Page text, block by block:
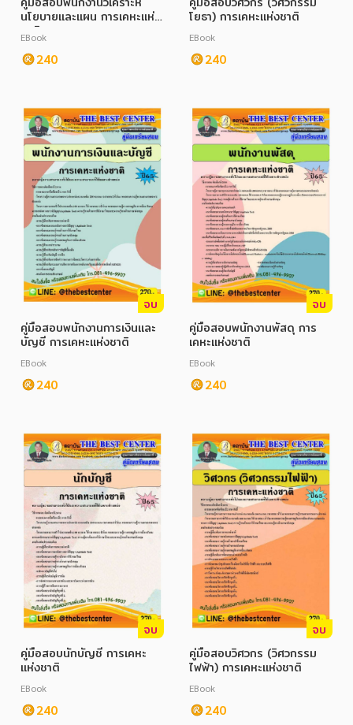
หมวดหมู่หนังสือ
หมวดหมู่ยอดนิยม
หนังสือออกใหม่ หนังสือยอดนิยม หนังสือเช่า
อีบุ๊กอ่านฟรี
หนังสือเสียง
โปรโมชั่นลดราคา
อาหาร สุขภาพ การแพทย์
ศิลปะ บันเทิง กีฬา ท่องเที่ยว
ศาสนา และปรัชญา
กฎหมาย สัญญา ภาษี
การเงิน การลงทุน บริหาร
นิตยสาร หนังสือพิมพ์
ครอบครัว
วรรณกรรม
การเกษตร ชีววิทยา
การเรียน การศึกษา
เทคโนโลยี การสื่อสาร วิทยาศาสตร์
นโยบายและแผน การเคหะแห่ง
ชาติ
EBook
240
โยธา) การเคหะแห่งชาติ
EBook
240
จบ
คู่มือสอบพนักงานการเงินและ
บัญชี การเคหะแห่งชาติ
EBook
240
จบ
คู่มือสอบพนักงานพัสดุ การ
เคหะแห่งชาติ
EBook
240
จบ
คู่มือสอบนักบัญชี การเคหะ
แห่งชาติ
EBook
240
จบ
คู่มือสอบวิศวกร (วิศวกรรม
ไฟฟ้า) การเคหะแห่งชาติ
EBook
240